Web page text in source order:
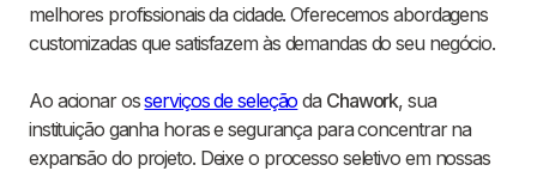
melhores profissionais da cidade. Oferecemos abordagens
customizadas que satisfazem às demandas do seu negócio.
Ao acionar osserviços de seleção da Chawork, sua
instituição ganha horas e segurança para concentrar na
expansão do projeto. Deixe o processo seletivo em nossas